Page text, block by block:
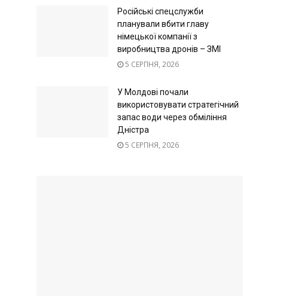
Російські спецслужби
планували вбити главу
німецької компанії з
виробництва дронів – ЗМІ
5 СЕРПНЯ, 2026
У Молдові почали
використовувати стратегічний
запас води через обміління
Дністра
5 СЕРПНЯ, 2026